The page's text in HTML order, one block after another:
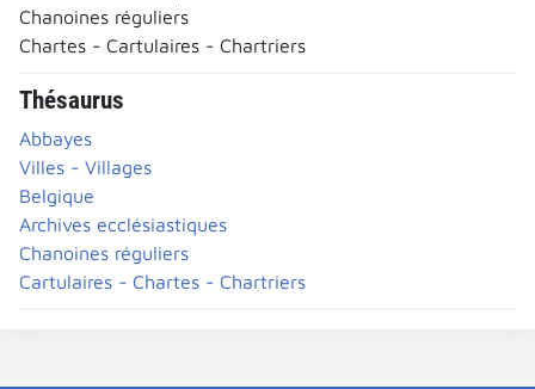
Chanoines réguliers
Chartes - Cartulaires - Chartriers
Thésaurus
Abbayes
Villes - Villages
Belgique
Archives ecclésiastiques
Chanoines réguliers
Cartulaires - Chartes - Chartriers